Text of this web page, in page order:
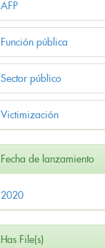
AFP
Función pública
Sector público
Victimización
Fecha de lanzamiento
2020
Has File(s)